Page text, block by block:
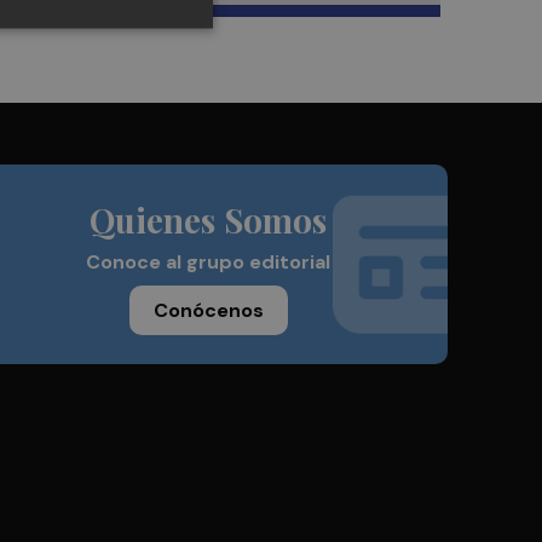
Quienes Somos
Conoce al grupo editorial
Conócenos